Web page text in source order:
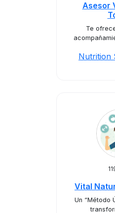
Asesor
Te
Nutrition
Vital
Un “Método